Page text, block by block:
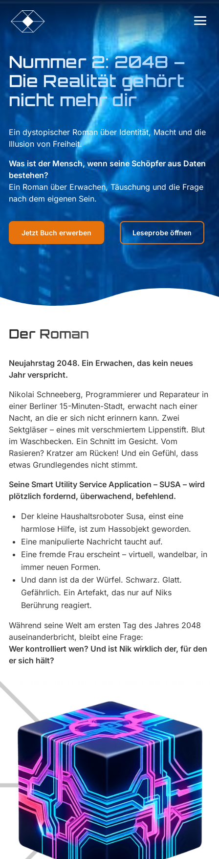
Nummer 2: 2048 –
Die Realität gehört
nicht mehr dir
Ein dystopischer Roman über Identität, Macht und die
Illusion von Freiheit.
Was ist der Mensch, wenn seine Schöpfer aus Daten
bestehen?
Ein Roman über Erwachen, Täuschung und die Frage
nach dem eigenen Sein.
Jetzt Buch erwerben Leseprobe öffnen
Der Roman
Neujahrstag 2048. Ein Erwachen, das kein neues
Jahr verspricht.
Nikolai Schneeberg, Programmierer und Reparateur in
einer Berliner 15-Minuten-Stadt, erwacht nach einer
Nacht, an die er sich nicht erinnern kann. Zwei
Sektgläser – eines mit verschmiertem Lippenstift. Blut
im Waschbecken. Ein Schnitt im Gesicht. Vom
Rasieren? Kratzer am Rücken! Und ein Gefühl, dass
etwas Grundlegendes nicht stimmt.
Seine Smart Utility Service Application – SUSA – wird
plötzlich fordernd, überwachend, befehlend.
Der kleine Haushaltsroboter Susa, einst eine
harmlose Hilfe, ist zum Hassobjekt geworden.
Eine manipulierte Nachricht taucht auf.
Eine fremde Frau erscheint – virtuell, wandelbar, in
immer neuen Formen.
Und dann ist da der Würfel. Schwarz. Glatt.
Gefährlich. Ein Artefakt, das nur auf Niks
Berührung reagiert.
Während seine Welt am ersten Tag des Jahres 2048
auseinanderbricht, bleibt eine Frage:
Wer kontrolliert wen? Und ist Nik wirklich der, für den
er sich hält?